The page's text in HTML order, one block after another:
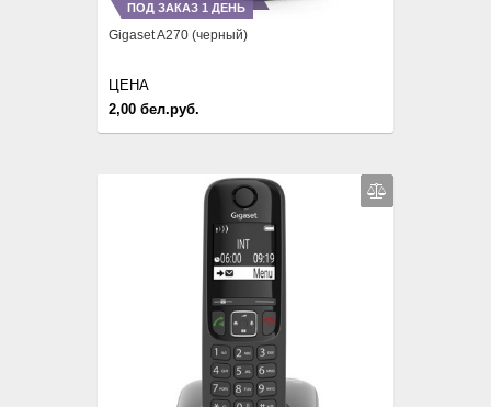
ПОД ЗАКАЗ 1 ДЕНЬ
Gigaset A270 (черный)
2,00 бел.руб.
ЦЕНА